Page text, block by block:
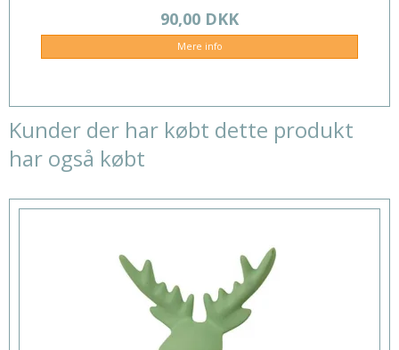
90,00 DKK
Mere info
Kunder der har købt dette produkt
har også købt